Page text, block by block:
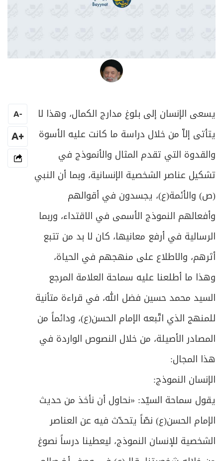
يسعى الإنسان إلى بلوغ مدارج الكمال، وهذا لا
يتأتى إلاّ من خلال دراسة ما كانت عليه الأسوة
والقدوة التي تقدم المثال والأنموذج في
تشكيل عناصر الشخصية الإنسانية، وبما أن النبي
(ص) والأئمة(ع)، يجسدون في أقوالهم
وأفعالهم النموذج الأسمى في الاقتداء، وربما
الرسالية في أرفع معانيها، كان لا بد من تتبع
أثرهم، والاطلاع على منهجهم في الحياة،
وهذا ما أطلعنا عليه سماحة العلامة المرجع
السيد محمد حسين فضل الله، في قراءة متأنية
للمنهج الذي اتّبعه الإمام الحسن(ع)، ودائماً من
المصادر الأصيلة، من خلال النصوص الواردة في
هذا المجال:
الإنسان النموذج:
يقول سماحة السيّد: «نحاول أن نأخذ من حديث
الإمام الحسن(ع) نصّاً يتحدّث فيه عن العناصر
الشخصية للإنسان النموذج، ليعطينا درساً نصوغ
-
A
+A